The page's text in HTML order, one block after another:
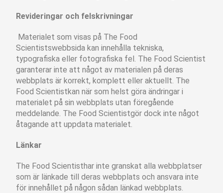
Revideringar och felskrivningar
Materialet som visas på The Food
Scientistswebbsida kan innehålla tekniska,
typografiska eller fotografiska fel. The Food Scientist
garanterar inte att något av materialen på deras
webbplats är korrekt, komplett eller aktuellt. The
Food Scientistkan när som helst göra ändringar i
materialet på sin webbplats utan föregående
meddelande. The Food Scientistgör dock inte något
åtagande att uppdata materialet.
Länkar
The Food Scientisthar inte granskat alla webbplatser
som är länkade till deras webbplats och ansvara inte
för innehållet på någon sådan länkad webbplats.